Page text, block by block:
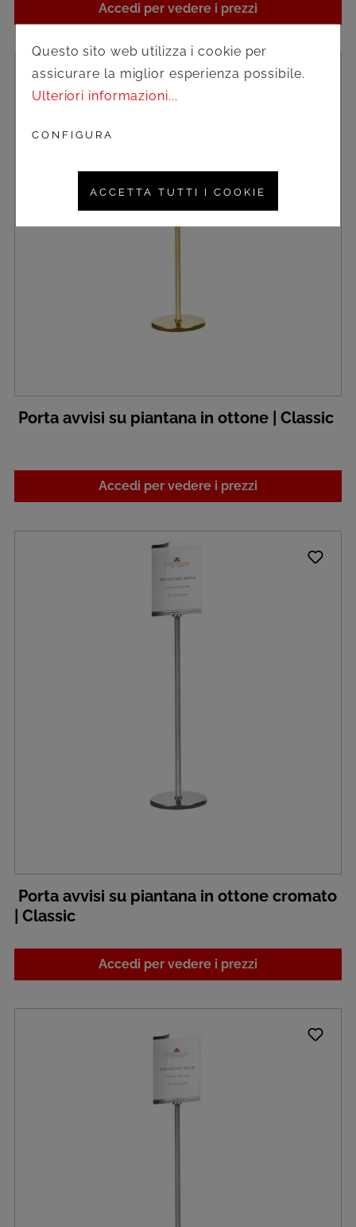
Accedi per vedere i prezzi
Porta avvisi su piantana in ottone | Classic
Accedi per vedere i prezzi
Porta avvisi su piantana in ottone cromato
| Classic
Accedi per vedere i prezzi
Questo sito web utilizza i cookie per
assicurare la miglior esperienza possibile.
Ulteriori informazioni...
CONFIGURA
ACCETTA TUTTI I COOKIE